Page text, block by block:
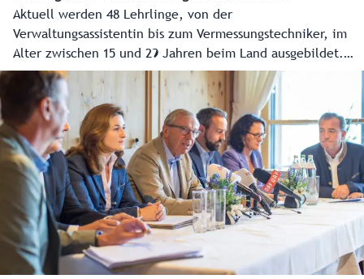
Aktuell werden 48 Lehrlinge, von der
Verwaltungsassistentin bis zum Vermessungstechniker, im
Alter zwischen 15 und 29 Jahren beim Land ausgebildet.
Alles über die Lehre beim Land Salzburg finden
Interessierte unter www.salzburg.gv.at/lehre.